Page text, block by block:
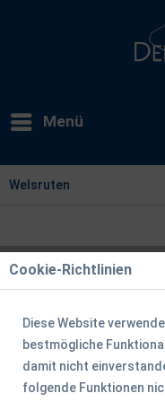
Menü
Welsruten
Cookie-Richtlinien
Diese Website
bestmögliche
damit nicht
folgende Funktionen